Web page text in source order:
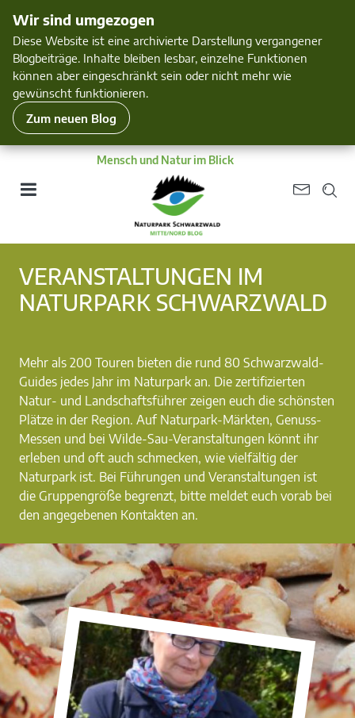
Wir sind umgezogen
Diese Website ist eine archivierte Darstellung vergangener
Blogbeiträge. Inhalte bleiben lesbar, einzelne Funktionen
können aber eingeschränkt sein oder nicht mehr wie
gewünscht funktionieren.
Zum neuen Blog
Mensch und Natur im Blick
VERANSTALTUNGEN IM
NATURPARK SCHWARZWALD
Mehr als 200 Touren bieten die rund 80 Schwarzwald-
Guides jedes Jahr im Naturpark an. Die zertifizierten
Natur- und Landschaftsführer zeigen euch die schönsten
Plätze in der Region. Auf Naturpark-Märkten, Genuss-
Messen und bei Wilde-Sau-Veranstaltungen könnt ihr
erleben und oft auch schmecken, wie vielfältig der
Naturpark ist. Bei Führungen und Veranstaltungen ist
die Gruppengröße begrenzt, bitte meldet euch vorab bei
den angegebenen Kontakten an.